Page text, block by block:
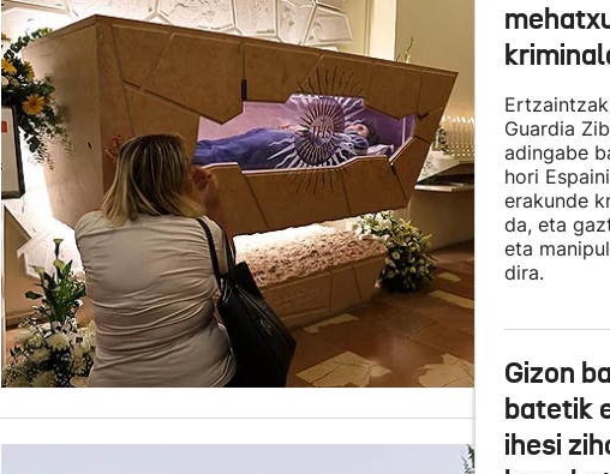
Guardia
adingabe
hori
erakunde
da, eta
eta
dira.
Gizon
batetik
ihesi